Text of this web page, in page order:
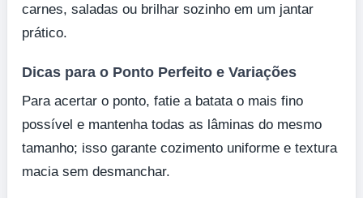
carnes, saladas ou brilhar sozinho em um jantar
prático.
Dicas para o Ponto Perfeito e Variações
Para acertar o ponto, fatie a batata o mais fino
possível e mantenha todas as lâminas do mesmo
tamanho; isso garante cozimento uniforme e textura
macia sem desmanchar.